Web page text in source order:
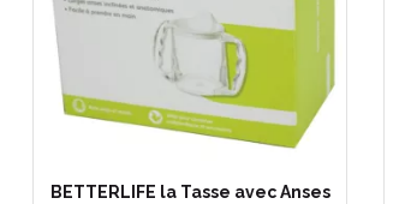
BETTERLIFE la Tasse avec Anses